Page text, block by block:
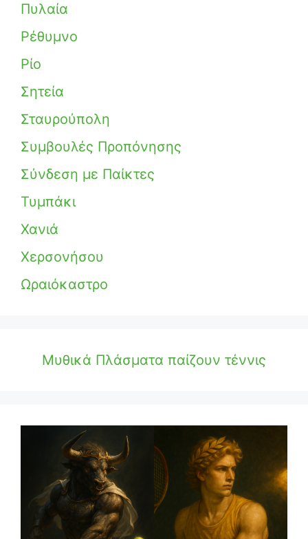
Πυλαία
Ρέθυμνο
Ρίο
Σητεία
Σταυρούπολη
Συμβουλές Προπόνησης
Σύνδεση με Παίκτες
Τυμπάκι
Χανιά
Χερσονήσου
Ωραιόκαστρο
Μυθικά Πλάσματα παίζουν τέννις